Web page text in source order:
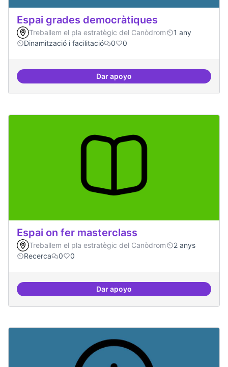
Espai grades democràtiques
Treballem el pla estratègic del Canòdrom
1 any
Dinamització i facilitació
0 0
Dar apoyoEspai grades democràtiques
Espai on fer masterclass
Treballem el pla estratègic del Canòdrom
2 anys
Recerca
0 0
Dar apoyoEspai on fer masterclass